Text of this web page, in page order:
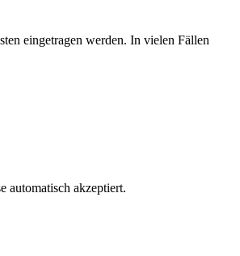
eingetragen werden. In vielen Fällen
automatisch akzeptiert.